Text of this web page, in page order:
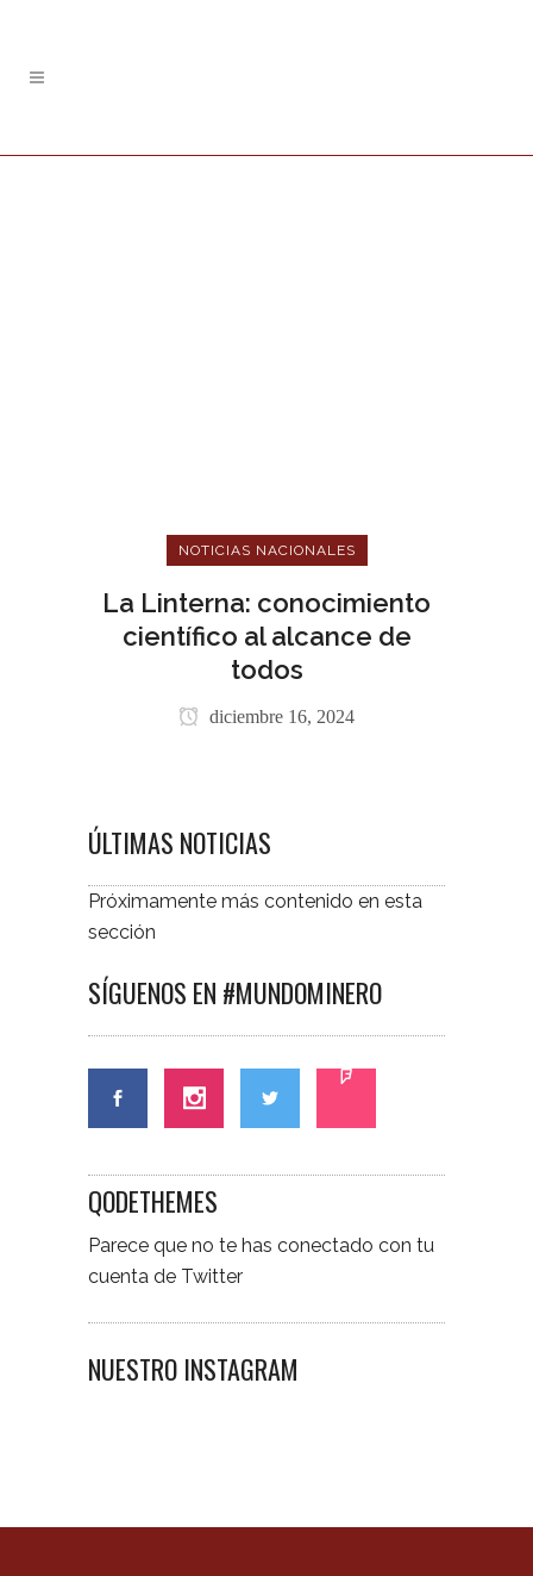
NOTICIAS NACIONALES
La Linterna: conocimiento
científico al alcance de
todos
diciembre 16, 2024
ÚLTIMAS NOTICIAS
Próximamente más contenido en esta
sección
SÍGUENOS EN #MUNDOMINERO
QODETHEMES
Parece que no te has conectado con tu
cuenta de Twitter
NUESTRO INSTAGRAM